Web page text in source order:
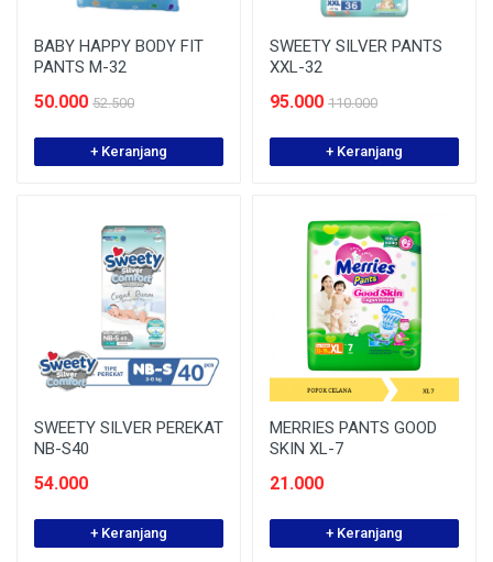
BABY HAPPY BODY FIT
PANTS M-32
50.000 52.500
+ Keranjang
SWEETY SILVER PANTS
XXL-32
95.000 110.000
+ Keranjang
SWEETY SILVER PEREKAT
NB-S40
54.000
+ Keranjang
MERRIES PANTS GOOD
SKIN XL-7
21.000
+ Keranjang